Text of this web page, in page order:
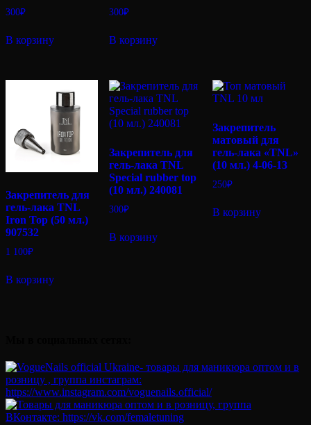
300₽
В корзину
300₽
В корзину
Закрепитель для
гель-лака TNL
Iron Top (50 мл.)
907532
1 100₽
В корзину
Закрепитель для
гель-лака TNL
Special rubber top
(10 мл.) 240081
300₽
В корзину
Закрепитель
матовый для
гель-лака «TNL»
(10 мл.) 4-06-13
250₽
В корзину